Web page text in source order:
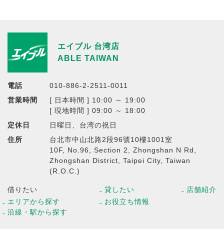
エイブル 台湾店
ABLE TAIWAN
電話
010-886-2-2511-0011
営業時間
[ 日本時間 ] 10:00 ～ 19:00
[ 現地時間 ] 09:00 ～ 18:00
定休日
日曜日、台湾の祝日
住所
台北市中山北路2段96號10樓1001室
10F, No.96, Section 2, Zhongshan N Rd,
Zhongshan District, Taipei City, Taiwan
(R.O.C.)
借りたい
エリアから探す
沿線・駅から探す
貸したい
お役立ち情報
店舗紹介